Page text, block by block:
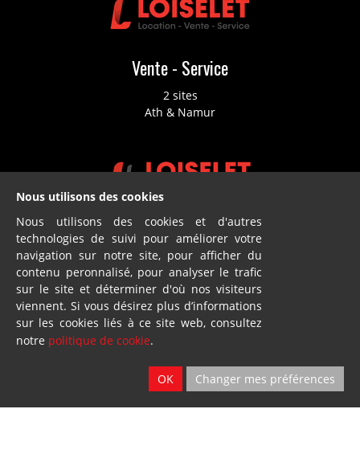
Vente - Service
2 sites
Ath & Namur
Location
2 sites
Ath & Namur
Dillies
Nous utilisons des cookies
Nous utilisons des cookies et d'autres
technologies de suivi pour améliorer votre
navigation sur notre site, pour afficher du
contenu peronnalisé, pour analyser le trafic
sur le site et déterminer d'où nos visiteurs
viennent. Si vous désirez plus d’informations
sur les cookies liés à ce site web, consultez
notre politique de cookie.
OK Changer mes préférences